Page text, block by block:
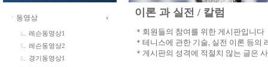
ㆍ동영상
레슨동영상1
레슨동영상2
경기동영상1
이론 과 실전 / 칼럼
＊회원들의 참여를 위한 게시판입니다
＊테니스에 관한 기술, 실전 이론 등의
＊게시판의 성격에 적절치 않는 글은